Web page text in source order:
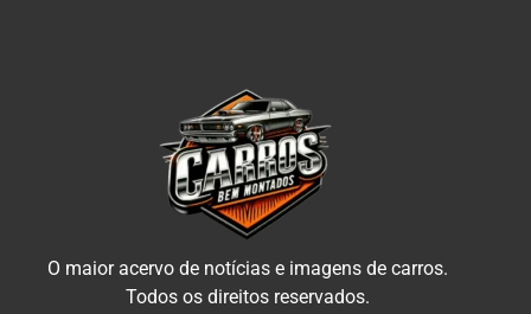
O maior acervo de notícias e imagens de carros.
Todos os direitos reservados.